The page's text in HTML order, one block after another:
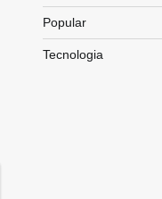
Popular
Tecnologia